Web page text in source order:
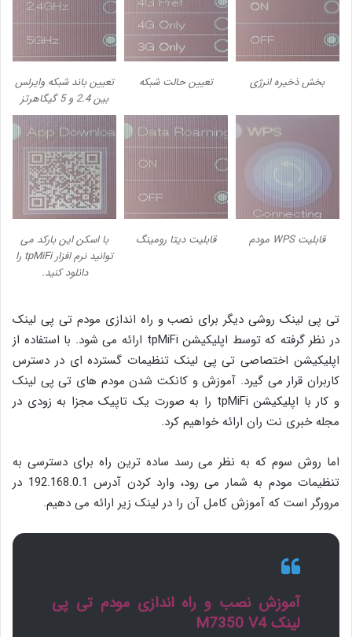
بخش ذخیره انرژی تعیین حالت شبکه
تعیین باند شبکه وایرلس
بین 2.4 و 5 گیگاهرتز
قابلیت WPS مودم قابلیت دیتا رومینگ
با اسکن این بارکد می
توانید نرم افزار tpMiFi را
دانلود کنید.
تی پی لینک روشی دیگر برای نصب و راه اندازی مودم تی پی لینک
در نظر گرفته که توسط اپلیکیشن tpMiFi ارائه می شود. با استفاده از
اپلیکیشن اختصاصی تی پی لینک تنظیمات گسترده ای در دسترس
کاربران قرار می گیرد. آموزش و کانکت شدن مودم های تی پی لینک
و کار با اپلیکیشن tpMiFi را به صورت یک تاپیک مجزا به زودی در
مجله خبری نت ران ارائه خواهیم کرد.
اما روش سوم که به نظر می رسد ساده ترین راه برای دسترسی به
تنظیمات مودم به شمار می رود، وارد کردن آدرس 192.168.0.1 در
مرورگر است که آموزش کامل آن را در لینک زیر ارائه می دهیم.
آموزش نصب و راه اندازی مودم تی پی
لینک M7350 V4